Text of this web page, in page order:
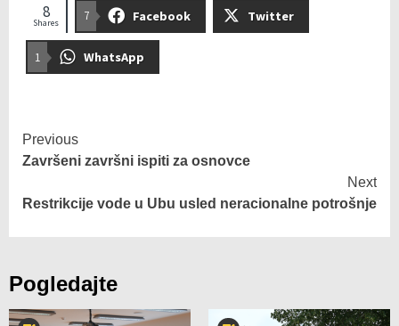
7 Facebook Twitter
1 WhatsApp
Shares
8
Previous
Završeni završni ispiti za osnovce
Next
Restrikcije vode u Ubu usled neracionalne potrošnje
Pogledajte